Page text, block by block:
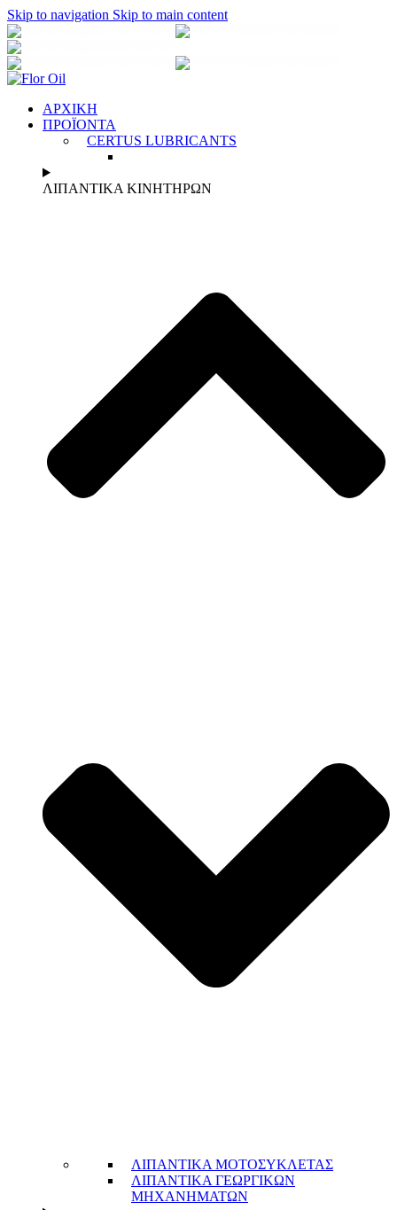
Skip to navigation Skip to main content
ΑΡΧΙΚΗ
ΠΡΟΪΟΝΤΑ
CERTUS LUBRICANTS
ΛΙΠΑΝΤΙΚΑ ΚΙΝΗΤΗΡΩΝ
ΛΙΠΑΝΤΙΚΑ ΜΟΤΟΣΥΚΛΕΤΑΣ
ΛΙΠΑΝΤΙΚΑ ΓΕΩΡΓΙΚΩΝ
ΜΗΧΑΝΗΜΑΤΩΝ